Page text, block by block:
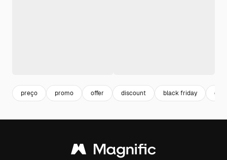
preço promo offer discount black friday